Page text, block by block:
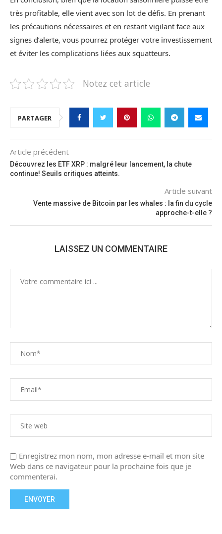
très profitable, elle vient avec son lot de défis. En prenant
les précautions nécessaires et en restant vigilant face aux
signes d’alerte, vous pourrez protéger votre investissement
et éviter les complications liées aux squatteurs.
Notez cet article
PARTAGER
Article précédent
Découvrez les ETF XRP : malgré leur lancement, la chute
continue! Seuils critiques atteints.
Article suivant
Vente massive de Bitcoin par les whales : la fin du cycle
approche-t-elle ?
LAISSEZ UN COMMENTAIRE
Enregistrez mon nom, mon adresse e-mail et mon site
Web dans ce navigateur pour la prochaine fois que je
commenterai.